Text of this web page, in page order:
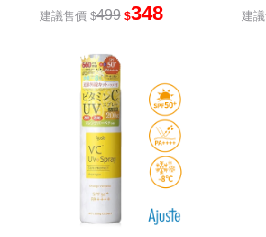
建議售價 $499 $348 建